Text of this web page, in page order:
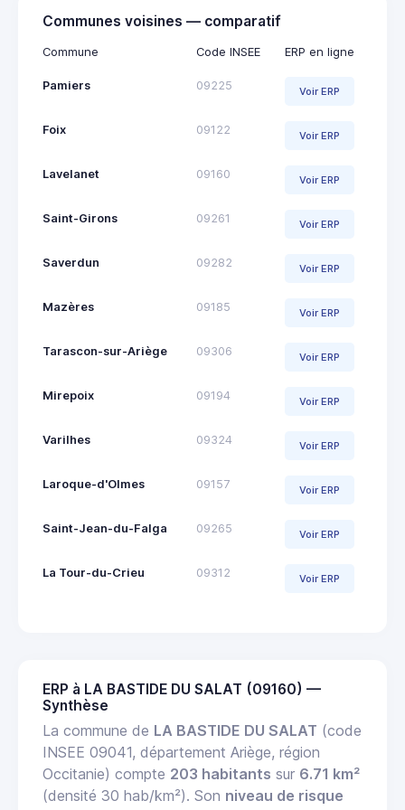
Communes voisines — comparatif
Commune Code INSEE ERP en ligne
Pamiers 09225 Voir ERP
Foix 09122 Voir ERP
Lavelanet 09160 Voir ERP
Saint-Girons 09261 Voir ERP
Saverdun 09282 Voir ERP
Mazères 09185 Voir ERP
Tarascon-sur-Ariège 09306 Voir ERP
Mirepoix 09194 Voir ERP
Varilhes 09324 Voir ERP
Laroque-d'Olmes 09157 Voir ERP
Saint-Jean-du-Falga 09265 Voir ERP
La Tour-du-Crieu 09312 Voir ERP
ERP à LA BASTIDE DU SALAT (09160) —
Synthèse
La commune de LA BASTIDE DU SALAT (code
INSEE 09041, département Ariège, région
Occitanie) compte 203 habitants sur 6.71 km²
(densité 30 hab/km²). Son niveau de risque